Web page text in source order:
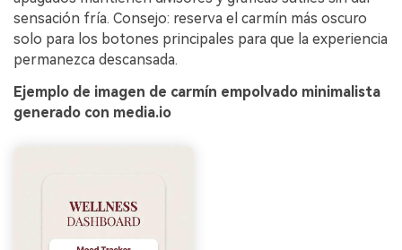
sensación fría. Consejo: reserva el carmín más oscuro
solo para los botones principales para que la experiencia
permanezca descansada.
Ejemplo de imagen de carmín empolvado minimalista
generado con media.io